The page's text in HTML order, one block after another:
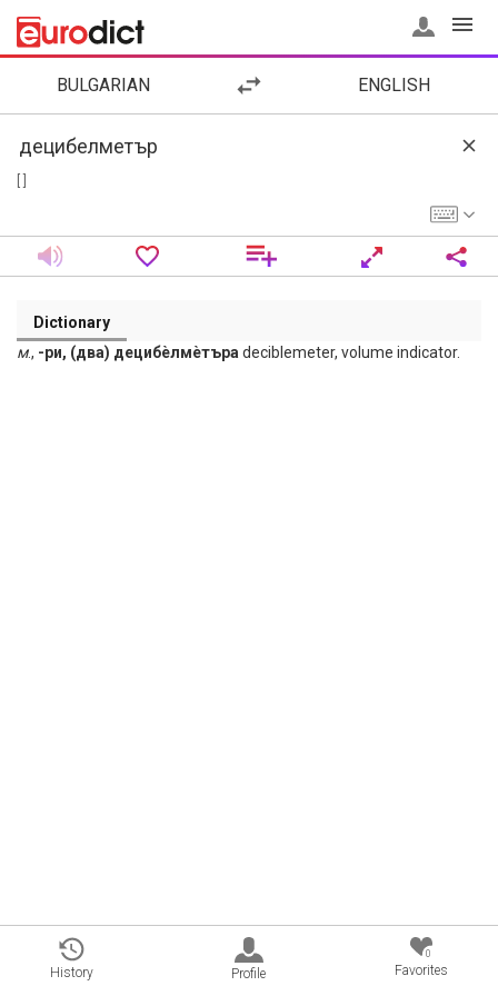
BULGARIAN ENGLISH
Dictionary
м., -ри, (два) децибѐлмѐтъра deciblemeter, volume indicator.
History Profile
0
Favorites